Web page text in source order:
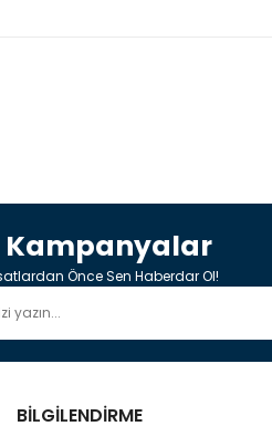
Kampanyalar
Önce Sen Haberdar Ol!
BİLGİLENDİRME